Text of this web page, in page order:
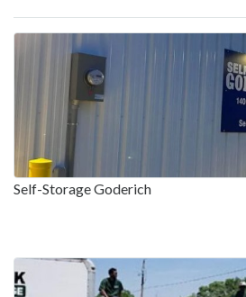
Self-Storage Goderich